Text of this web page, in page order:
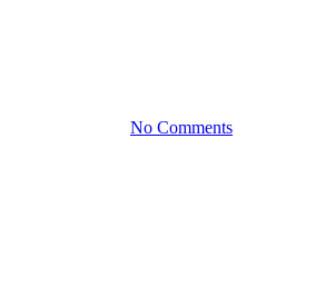
No Comments